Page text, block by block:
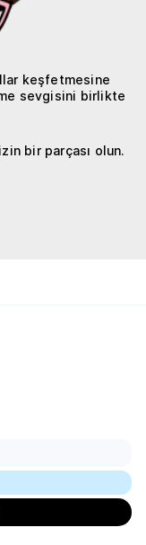
keşfetmesine
sevgisini birlikte
bir parçası olun.